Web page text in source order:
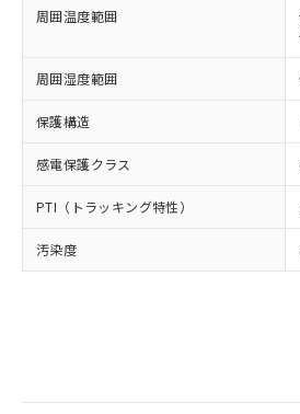
周囲温度範囲
周囲湿度範囲
保護構造
感電保護クラス
PTI（トラッキング特性）
汚染度
ビス）をご利用いただ
メンバーズにご登録さ
お客様が当ウェブサイ
登録された部品リスト
および当社の共同利用
品・サービスに関する
引・商談に必要な範囲
※当社の共同利用者と
用者の範囲」に記載さ
※3 非含有証明書ダウン
下記の非含有証明書をダウ
とができます。
EU RoHS指令（10物質）の
51物質の非含有証明書（当
※本証明書は発行日時点で
るもので、過去に遡って非含
及ぼさない年数を意味します
「－」：未確認です。当社
い合わせください。
り引きをいたしません
白
情報を公開してい